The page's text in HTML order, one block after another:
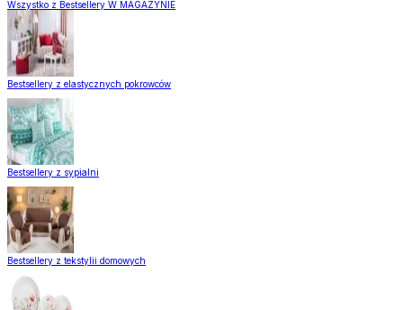
Wszystko z Bestsellery W MAGAZYNIE
Bestsellery z elastycznych pokrowców
Bestsellery z sypialni
Bestsellery z tekstylii domowych